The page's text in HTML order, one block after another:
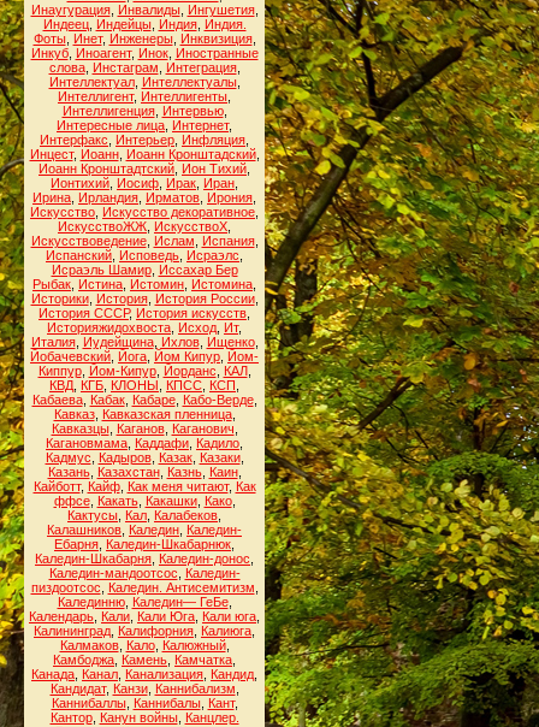
Инаугурация, Инвалиды, Ингушетия,
Индеец, Индейцы, Индия, Индия.
Фоты, Инет, Инженеры, Инквизиция,
Инкуб, Иноагент, Инок, Иностранные
слова, Инстаграм Интеграция,
Интеллектуал, Интеллектуалы,
Интеллигент, Интеллигенты
Интеллигенция, Интервью,
Интересные лица Интернет,
Интерфакс
Интерьер Инфляция
Инцест, Иоанн, Иоанн Кронштадский,
Иоанн Кронштадтский Ион Тихий
Ионтихий Иосиф Ирак Иран
Ирина Ирландия Ирматов Ирония
Искусство Искусство декоративное
ИскусствоЖЖ ИскусствоХ
Искусствоведение, Ислам Испания,
Испанский Исповедь Исраэлс
Исраэль Шамир, Иссахар Бер
Рыбак Истина Истомин Истомина
Историки, История, История России,
История СССР, История искусств
Историяжидохвоста Исход Ит,
Италия, Иудейщина, Ихлов, Ищенко,
Йобачевский Йога Йом Кипур Йом-
Киппур, Йом-Кипур, Йорданс КАЛ,
КВД КГБ КЛОНЫ КПСС КСП
Кабаева, Кабак, Кабаре, Кабо-Верде,
Кавказ, Кавказская пленница,
Кавказцы, Каганов, Каганович
Кагановмама Каддафи Кадило
Кадмус
Кадыров, Казак, Казаки,
Казань, Казахстан, Казнь, Каин,
Кайботт, Кайф, Как меня читают, Как
ффсе, Какать, Какашки, Како,
Кактусы Кал Калабеков
Калашников Каледин Каледин-
Ебарня Каледин-Шкабарнюк
Каледин-Шкабарня Каледин-донос
Каледин-мандоотсос
Каледин-
пиздоотсос
Каледин. Антисемитизм
Калединню, Каледин— ГеБе,
Календарь Кали Кали Юга Кали юга
Калининград Калифорния Калиюга
Калмаков, Кало, Калюжный,
Камбоджа Камень Камчатка
Канада Канал Канализация Кандид
Кандидат, Канзи, Каннибализм
Каннибаллы, Каннибалы, Кант,
Кантор, Канун войны, Канцлер.